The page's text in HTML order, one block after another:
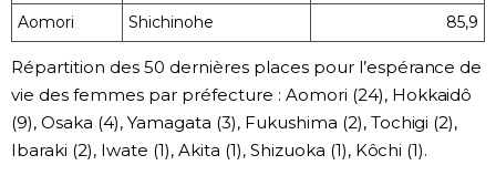
Aomori
Shichinohe 85,9
Répartition des 50 dernières places pour l’espérance de
vie des femmes par préfecture : Aomori (24), Hokkaidô
(9), Osaka (4), Yamagata (3), Fukushima (2), Tochigi (2),
Ibaraki (2), Iwate (1), Akita (1), Shizuoka (1), Kôchi (1).